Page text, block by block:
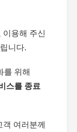
이용해 주신
니다.
를 위해
스를 종료
여러분께